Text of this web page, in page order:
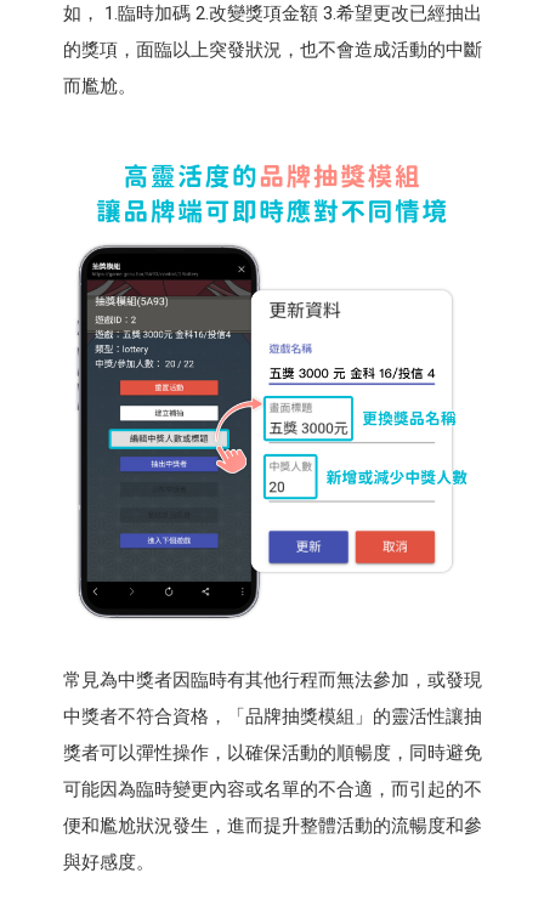
如， 1.臨時加碼 2.改變獎項金額 3.希望更改已經抽出
的獎項，面臨以上突發狀況，也不會造成活動的中斷
而尷尬。
常見為中獎者因臨時有其他行程而無法參加，或發現
中獎者不符合資格，「品牌抽獎模組」的靈活性讓抽
獎者可以彈性操作，以確保活動的順暢度，同時避免
可能因為臨時變更內容或名單的不合適，而引起的不
便和尷尬狀況發生，進而提升整體活動的流暢度和參
與好感度。